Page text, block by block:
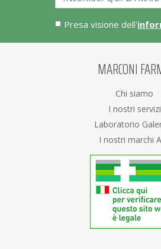
Presa visione dell'
MARCONI
Chi siamo
I nostri servizi
Laboratorio
I nostri marchi